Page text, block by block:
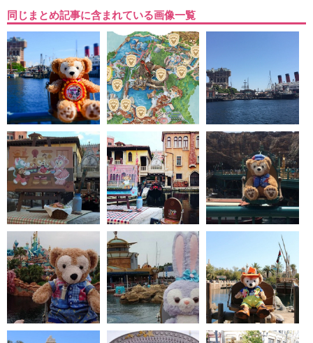
同じまとめ記事に含まれている画像一覧